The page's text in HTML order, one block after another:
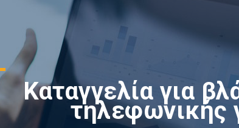
Καταγγελία για
τηλεφωνικής